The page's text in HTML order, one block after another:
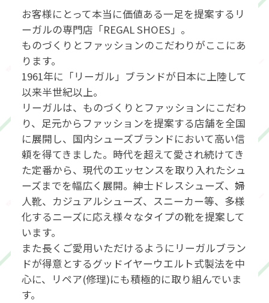
お客様にとって本当に価値ある一足を提案するリ
ーガルの専門店「REGAL SHOES」。
ものづくりとファッションのこだわりがここにあ
ります。
1961年に「リーガル」ブランドが日本に上陸して
以来半世紀以上。
リーガルは、ものづくりとファッションにこだわ
り、足元からファッションを提案する店舗を全国
に展開し、国内シューズブランドにおいて高い信
頼を得てきました。時代を超えて愛され続けてき
た定番から、現代のエッセンスを取り入れたシュ
ーズまでを幅広く展開。紳士ドレスシューズ、婦
人靴、カジュアルシューズ、スニーカー等、多様
化するニーズに応え様々なタイプの靴を提案して
います。
また長くご愛用いただけるようにリーガルブラン
ドが得意とするグッドイヤーウエルト式製法を中
心に、リペア(修理)にも積極的に取り組んでいま
す。